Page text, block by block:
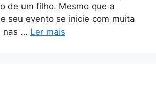
de um filho. Mesmo que a
seu evento se inicie com muita
nas … Ler mais